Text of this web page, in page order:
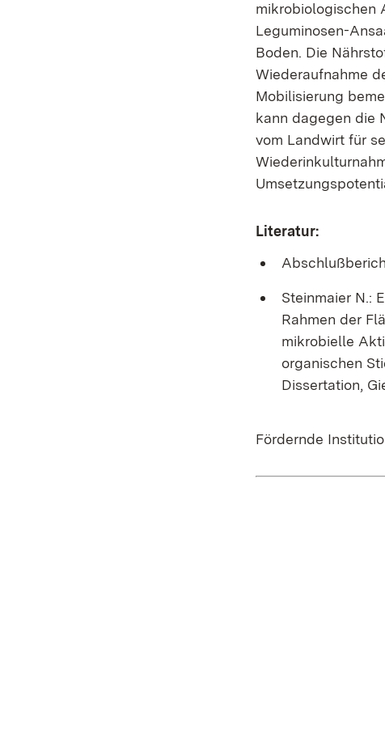
mikrobiologischen
Leguminosen-
Boden. Die
Wiederaufnahme
Mobilisierung
kann dagegen die
vom Landwirt für
Literatur:
Steinmaier N.:
Rahmen der
mikrobielle
organischen
Dissertation,
Fördernde